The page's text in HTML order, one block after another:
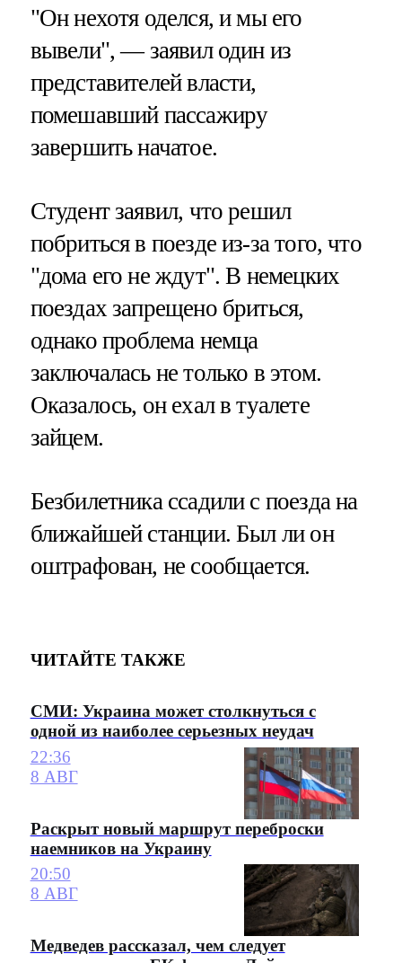
"Он нехотя оделся, и мы его
вывели", — заявил один из
представителей власти,
помешавший пассажиру
завершить начатое.
Студент заявил, что решил
побриться в поезде из-за того, что
"дома его не ждут". В немецких
поездах запрещено бриться,
однако проблема немца
заключалась не только в этом.
Оказалось, он ехал в туалете
зайцем.
Безбилетника ссадили с поезда на
ближайшей станции. Был ли он
оштрафован, не сообщается.
ЧИТАЙТЕ ТАКЖЕ
СМИ: Украина может столкнуться с
одной из наиболее серьезных неудач
22:36
8 АВГ
Раскрыт новый маршрут переброски
наемников на Украину
20:50
8 АВГ
Медведев рассказал, чем следует